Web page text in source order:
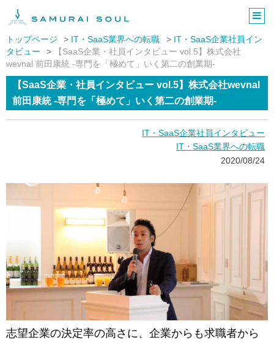
トップページ IT・SaaS業界への転職
IT・SaaS企業社員イン
タビュー
【SaaS企業・社員インタビュー vol.5】株式会社
wevnal 前田康統 -専門を「極めて」いく第二の創業期-
【SaaS企業・社員インタビュー vol.5】株式会社wevnal
前田康統 -専門を「極めて」いく第二の創業期-
IT・SaaS企業社員インタビュー
IT・SaaS業界への転職
2020/08/24
志望企業の決定率の高さに、企業からも求職者から